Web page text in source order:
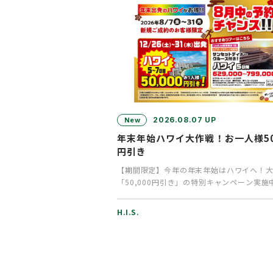
New 2026.08.07 UP
年末年始ハワイ大作戦！お一人様
円引き
【期間限定】今年の年末年始はハワイへ！
「50,000円引き」の特別キャンペーン実施
H.I.S.